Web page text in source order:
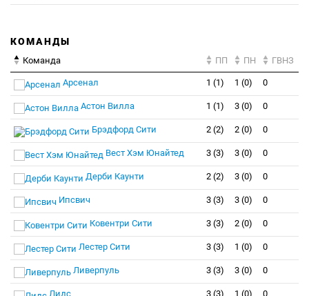
КОМАНДЫ
Команда ПП ПН ГВНЗ
Арсенал 1 (1) 1 (0) 0
Астон Вилла 1 (1) 3 (0) 0
Брэдфорд Сити 2 (2) 2 (0) 0
Вест Хэм Юнайтед 3 (3) 3 (0) 0
Дерби Каунти 2 (2) 3 (0) 0
Ипсвич 3 (3) 3 (0) 0
Ковентри Сити 3 (3) 2 (0) 0
Лестер Сити 3 (3) 1 (0) 0
Ливерпуль 3 (3) 3 (0) 0
Лидс 3 (3) 1 (0) 0